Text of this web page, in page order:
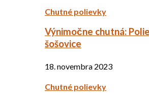
Chutné polievky
Výnimočne chutná:
šošovice
18. novembra 2023
Chutné polievky